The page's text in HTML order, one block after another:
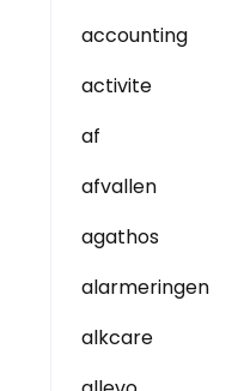
accounting
activite
af
afvallen
agathos
alarmeringen
alkcare